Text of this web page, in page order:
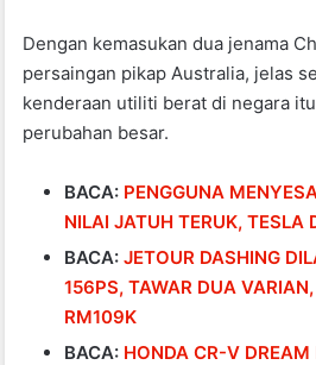
Dengan kemasukan dua jenama
persaingan pikap Australia, jelas
kenderaan utiliti berat di negara
perubahan besar.
BACA: PENGGUNA
NILAI JATUH TERUK, TESLA
BACA:JETOUR DASHING
156PS, TAWAR DUA
RM109K
BACA: HONDA CR-V DREAM